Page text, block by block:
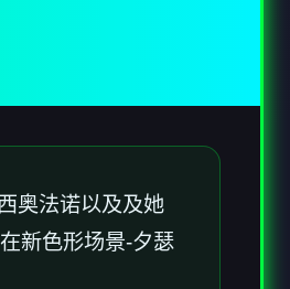
奥法诺以及及她
新色形场景-夕瑟